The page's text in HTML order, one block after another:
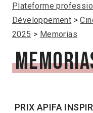
Plateforme
Développement
2025
Memorias
PRIX APIFA